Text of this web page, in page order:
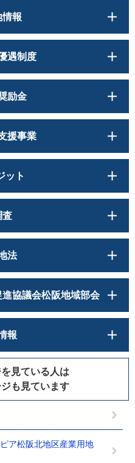
情報
遇制度
励金
援事業
ット
査
法
協議会松阪地域部会
報
見ている人は
も見ています
ピア松阪北地区産業用地